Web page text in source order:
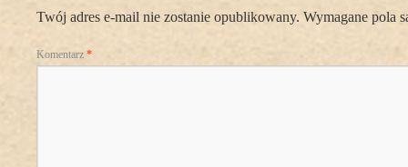
Twój adres e-mail nie zostanie opublikowany. Wymagane pola
Komentarz *